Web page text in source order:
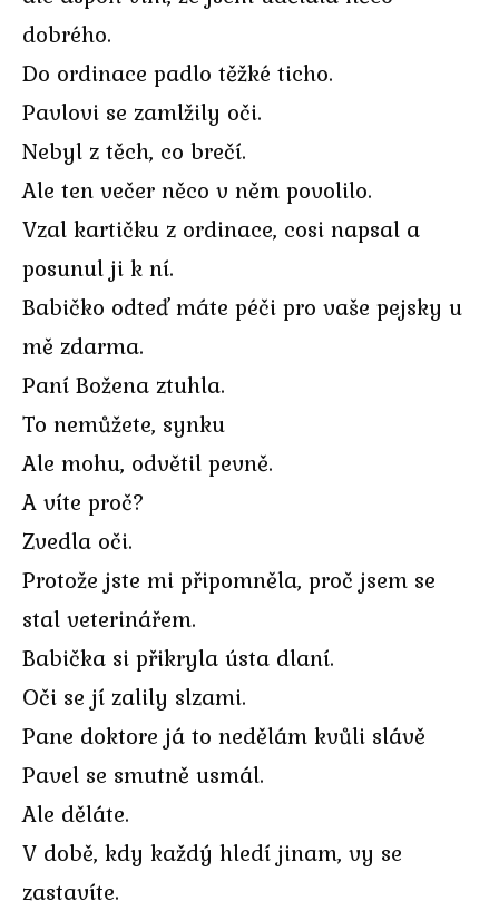
dobrého.
Do ordinace padlo těžké ticho.
Pavlovi se zamlžily oči.
Nebyl z těch, co brečí.
Ale ten večer něco v něm povolilo.
Vzal kartičku z ordinace, cosi napsal a
posunul ji k ní.
Babičko odteď máte péči pro vaše pejsky u
mě zdarma.
Paní Božena ztuhla.
To nemůžete, synku
Ale mohu, odvětil pevně.
A víte proč?
Zvedla oči.
Protože jste mi připomněla, proč jsem se
stal veterinářem.
Babička si přikryla ústa dlaní.
Oči se jí zalily slzami.
Pane doktore já to nedělám kvůli slávě
Pavel se smutně usmál.
Ale děláte.
V době, kdy každý hledí jinam, vy se
zastavíte.